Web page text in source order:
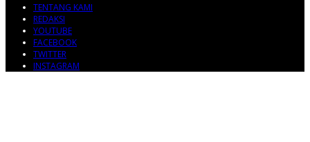
TENTANG KAMI
REDAKSI
YOUTUBE
FACEBOOK
TWITTER
INSTAGRAM